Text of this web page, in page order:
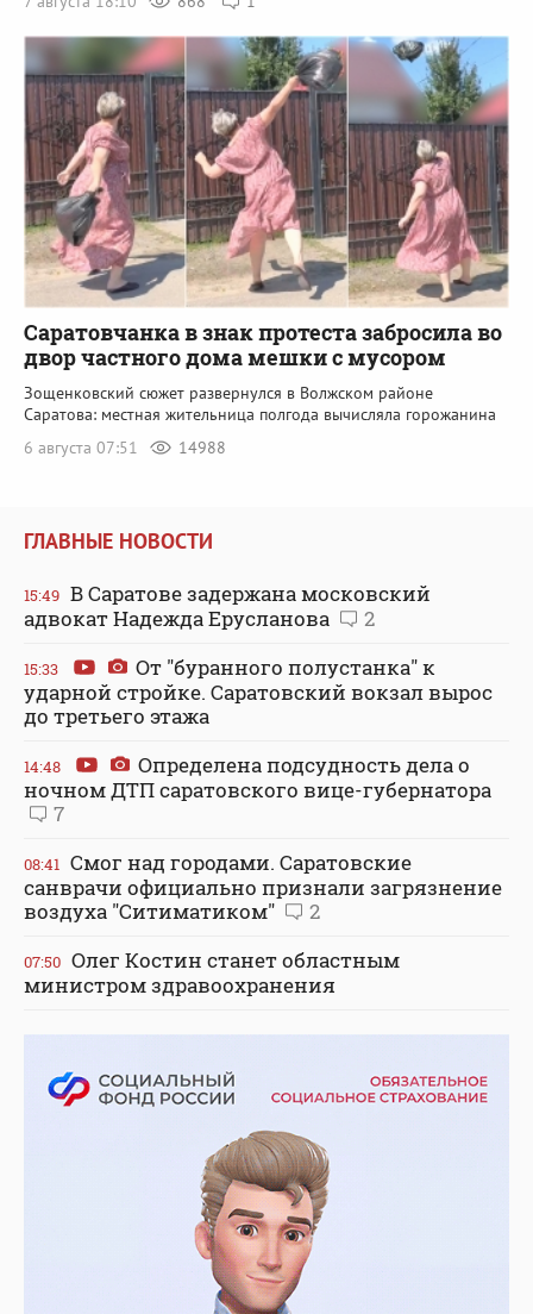
Саратовчанка в знак протеста забросила во
двор частного дома мешки с мусором
Зощенковский сюжет развернулся в Волжском районе
Саратова: местная жительница полгода вычисляла горожанина
6 августа 07:51
14988
ГЛАВНЫЕ НОВОСТИ
15:49 В Саратове задержана московский
адвокат Надежда Ерусланова
2
15:33
От "буранного полустанка" к
ударной стройке. Саратовский вокзал вырос
до третьего этажа
14:48
Определена подсудность дела о
ночном ДТП саратовского вице-губернатора
7
08:41 Смог над городами. Саратовские
санврачи официально признали загрязнение
воздуха "Ситиматиком"
2
07:50 Олег Костин станет областным
министром здравоохранения